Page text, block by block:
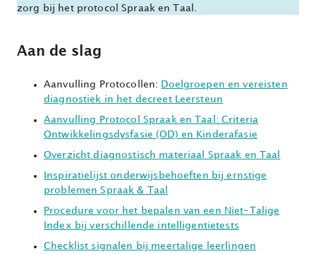
zorg bij het protocol Spraak en Taal.
Aan de slag
Aanvulling Protocollen: Doelgroepen en vereisten
diagnostiek in het decreet Leersteun
Aanvulling Protocol Spraak en Taal: Criteria
Ontwikkelingsdysfasie (OD) en Kinderafasie
Overzicht diagnostisch materiaal Spraak en Taal
Inspiratielijst onderwijsbehoeften bij ernstige
problemen Spraak & Taal
Procedure voor het bepalen van een Niet-Talige
Index bij verschillende intelligentietests
Checklist signalen bij meertalige leerlingen